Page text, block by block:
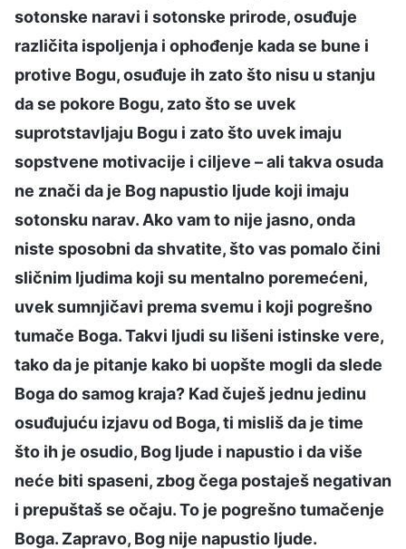
sotonske naravi i sotonske prirode, osuđuje
različita ispoljenja i ophođenje kada se bune i
protive Bogu, osuđuje ih zato što nisu u stanju
da se pokore Bogu, zato što se uvek
suprotstavljaju Bogu i zato što uvek imaju
sopstvene motivacije i ciljeve – ali takva osuda
ne znači da je Bog napustio ljude koji imaju
sotonsku narav. Ako vam to nije jasno, onda
niste sposobni da shvatite, što vas pomalo čini
sličnim ljudima koji su mentalno poremećeni,
uvek sumnjičavi prema svemu i koji pogrešno
tumače Boga. Takvi ljudi su lišeni istinske vere,
tako da je pitanje kako bi uopšte mogli da slede
Boga do samog kraja? Kad čuješ jednu jedinu
osuđujuću izjavu od Boga, ti misliš da je time
što ih je osudio, Bog ljude i napustio i da više
neće biti spaseni, zbog čega postaješ negativan
i prepuštaš se očaju. To je pogrešno tumačenje
Boga. Zapravo, Bog nije napustio ljude.